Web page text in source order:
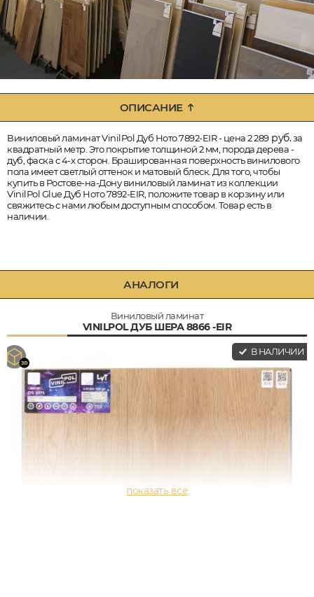
ОПИСАНИЕ
Виниловый ламинат VinilPol Дуб Ното 7892-EIR - цена 2 289руб.за
квадратный метр. Это покрытие толщиной 2 мм, порода дерева -
дуб, фаска с 4-х сторон. Брашированная поверхность винилового
пола имеет светлый оттенок и матовый блеск. Для того, чтобы
купить в Ростове-на-Дону виниловый ламинат из коллекции
VinilPol Glue Дуб Ното 7892-EIR, положите товар в корзину или
свяжитесь с нами любым доступным способом. Товар есть в
наличии.
АНАЛОГИ
Виниловый ламинат
VINILPOL ДУБ ШЕРА 8866 -EIR
В НАЛИЧИИ